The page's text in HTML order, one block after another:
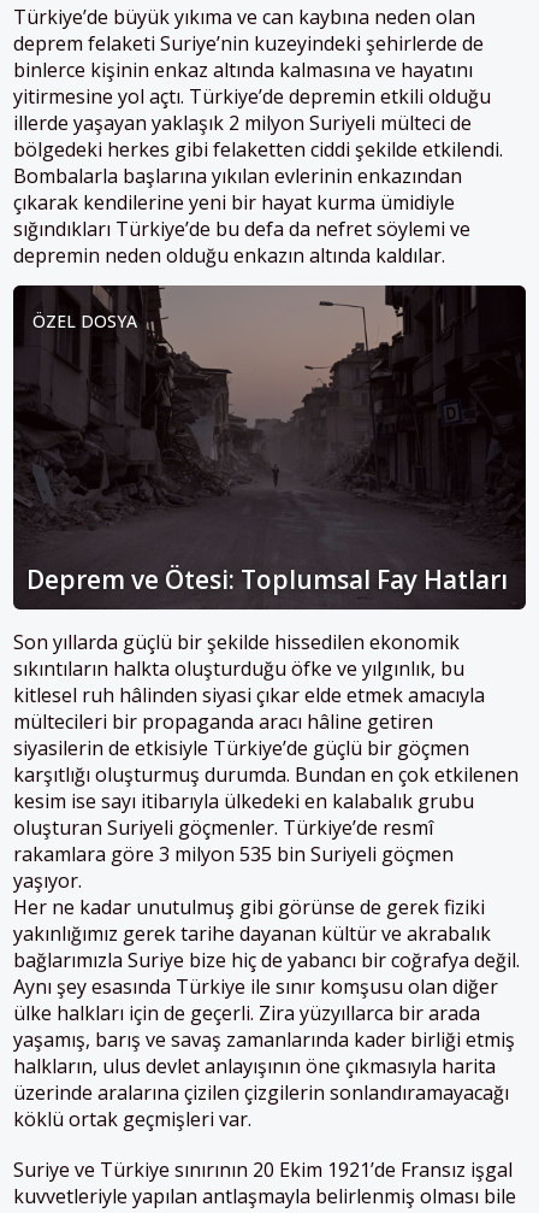
Türkiye’de büyük yıkıma ve can kaybına neden olan
deprem felaketi Suriye’nin kuzeyindeki şehirlerde de
binlerce kişinin enkaz altında kalmasına ve hayatını
yitirmesine yol açtı. Türkiye’de depremin etkili olduğu
illerde yaşayan yaklaşık 2 milyon Suriyeli mülteci de
bölgedeki herkes gibi felaketten ciddi şekilde etkilendi.
Bombalarla başlarına yıkılan evlerinin enkazından
çıkarak kendilerine yeni bir hayat kurma ümidiyle
sığındıkları Türkiye’de bu defa da nefret söylemi ve
depremin neden olduğu enkazın altında kaldılar.
ÖZEL DOSYA
Deprem ve Ötesi: Toplumsal Fay Hatları
Son yıllarda güçlü bir şekilde hissedilen ekonomik
sıkıntıların halkta oluşturduğu öfke ve yılgınlık, bu
kitlesel ruh hâlinden siyasi çıkar elde etmek amacıyla
mültecileri bir propaganda aracı hâline getiren
siyasilerin de etkisiyle Türkiye’de güçlü bir göçmen
karşıtlığı oluşturmuş durumda. Bundan en çok etkilenen
kesim ise sayı itibarıyla ülkedeki en kalabalık grubu
oluşturan Suriyeli göçmenler. Türkiye’de resmî
rakamlara göre 3 milyon 535 bin Suriyeli göçmen
yaşıyor.
Her ne kadar unutulmuş gibi görünse de gerek fiziki
yakınlığımız gerek tarihe dayanan kültür ve akrabalık
bağlarımızla Suriye bize hiç de yabancı bir coğrafya değil.
Aynı şey esasında Türkiye ile sınır komşusu olan diğer
ülke halkları için de geçerli. Zira yüzyıllarca bir arada
yaşamış, barış ve savaş zamanlarında kader birliği etmiş
halkların, ulus devlet anlayışının öne çıkmasıyla harita
üzerinde aralarına çizilen çizgilerin sonlandıramayacağı
köklü ortak geçmişleri var.
Suriye ve Türkiye sınırının 20 Ekim 1921’de Fransız işgal
kuvvetleriyle yapılan antlaşmayla belirlenmiş olması bile